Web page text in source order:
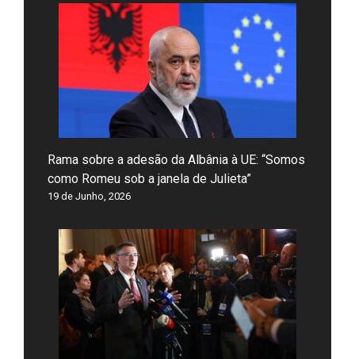
Rama sobre a adesão da Albânia à UE: “Somos
como Romeu sob a janela de Julieta”
19 de Junho, 2026